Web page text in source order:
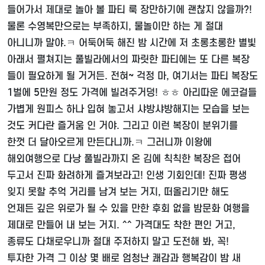
들어가서 제대로 놀아 볼 파티 룩 장만하기에 괜찮지 않을까?!
물론 수영복만으로는 부족하지, 물놀이만 하는 게 절대
아니니까 말야.ㅋ 어둑어둑 해진 밤 시간에 저 초롱초롱한 별빛
아래서 펼쳐지는 풀빌라에서의 짜릿한 파티에는 또 다른 복장
들이 필요하게 될 거거든. 전혀~ 걱정 마, 여기서는 파티 복장도
1벌에 5만원 정도 가격에 빌려주거덩! ㅎㅎ 아리따운 에코걸들
가볍게 원피스 하나 입혀 놓고서 샤방샤방해지는 모습을 보는
것도 커다란 즐거움 인 거야. 그리고 이런 복장이 분위기를
한껏 더 달아오르게 만든다니까.ㅋ 그러니까 이왕에
해외여행으로 다낭 풀빌라까지 온 김에 칙칙한 복장은 접어
두고서 진짜 화려하게 즐겨보라고! 인생 기회인데! 진짜 평생
잊지 못할 추억 거리를 남겨 보는 거지, 떠올리기만 해도
언제든 깊은 위로가 될 수 있을 만한 후회 없을 밤문화 여행을
제대로 만들어 내 보는 거지. ^^ 가격대도 착한 편인 거고,
종류도 다채로우니까 절대 주저하지 말고 도전해 봐, 꼭!
투자한 가격 그 이상 몇 배로 엄청난 쾌감과 행복감이 밤 새